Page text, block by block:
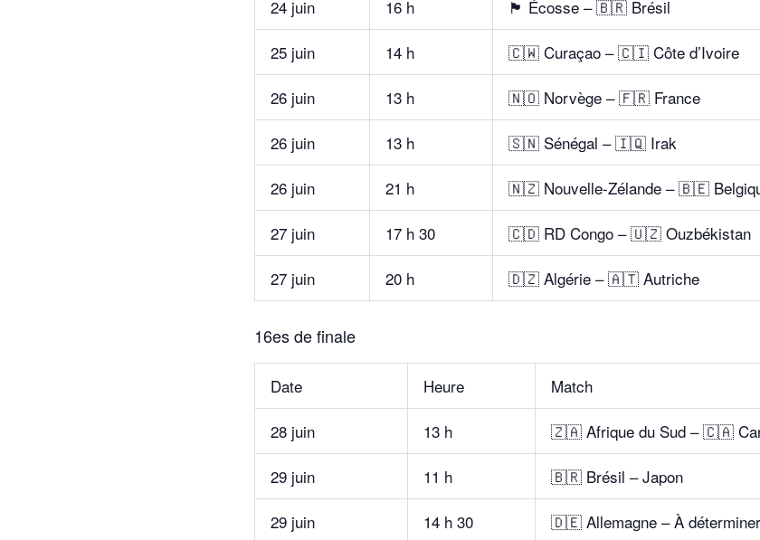
24 juin
16 h
🏴 Écosse – 🇧🇷 Brésil
25 juin
14 h
🇨🇼 Curaçao – 🇨🇮 Côte d’Ivoire
26 juin
13 h
🇳🇴 Norvège – 🇫🇷 France
26 juin
13 h
🇸🇳 Sénégal – 🇮🇶 Irak
26 juin
21 h
🇳🇿 Nouvelle-Zélande – 🇧🇪
27 juin
17 h 30
🇨🇩 RD Congo – 🇺🇿 Ouzbékistan
27 juin
20 h 🇩🇿 Algérie – 🇦🇹 Autriche
16es de finale
Date Heure
Match
28 juin
13 h
🇿🇦 Afrique du Sud – 🇨🇦
29 juin
11 h
🇧🇷 Brésil – Japon
29 juin
14 h 30
🇩🇪 Allemagne – À déterminer